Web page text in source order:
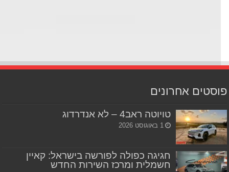
אחרונים
טויוטה ראב4 – לא אנדרדוג
1 באוגוסט 2026
חגיגה כפולה לפורשה בישראל: קאיין
חשמלית ומרכז השירות החדש